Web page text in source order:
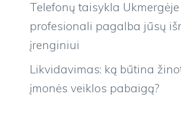
Telefonų taisykla Ukmergėje
profesionali pagalba jūsų
įrenginiui
Likvidavimas: ką būtina
įmonės veiklos pabaigą?